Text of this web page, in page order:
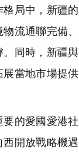
局中，新疆
流通聯完備
同時，新疆
當地市場提
的愛國愛港
開放戰略機